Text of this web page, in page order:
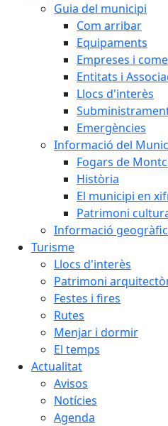
Guia del municipi
Com arribar
Equipaments
Empreses i
Entitats i
Llocs d'interès
Emergències
Informació del
Fogars de
Història
El municipi en
Patrimoni
Informació
Turisme
Llocs d'interès
Patrimoni
Festes i fires
Rutes
Menjar i dormir
El temps
Actualitat
Avisos
Notícies
Agenda